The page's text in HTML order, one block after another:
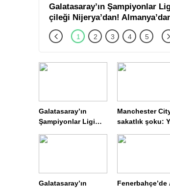
Galatasaray’ın Şampiyonlar
çileği Nijerya’dan!
bomba transfer iddiası
Galatasaray’ın
Şampiyonlar Ligi
Almanya’dan bomba
Manchester
sakatlık şoku:
Galatasaray’ın
Fenerbahçe’de